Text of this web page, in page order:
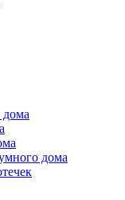
дома
дома